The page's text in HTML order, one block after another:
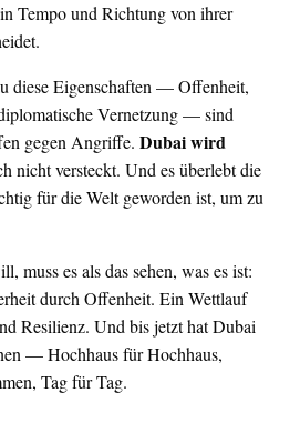
Tempo und Richtung von ihrer
diese Eigenschaften — Offenheit,
Vernetzung — sind
gegen Angriffe. Dubai wird
nicht versteckt. Und es überlebt die
für die Welt geworden ist, um zu
muss es als das sehen, was es ist:
durch Offenheit. Ein Wettlauf
Resilienz. Und bis jetzt hat Dubai
— Hochhaus für Hochhaus,
Tag für Tag.